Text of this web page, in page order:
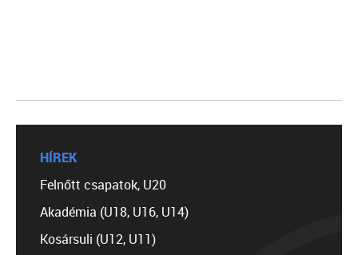
HÍREK
Felnőtt csapatok, U20
Akadémia (U18, U16, U14)
Kosársuli (U12, U11)